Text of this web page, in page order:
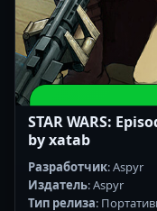
STAR WARS:
by xatab
Разработчик: Aspyr
Издатель: Aspyr
Тип релиза: